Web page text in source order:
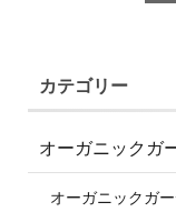
カテゴリー
オーガニックガ
オーガニックガ